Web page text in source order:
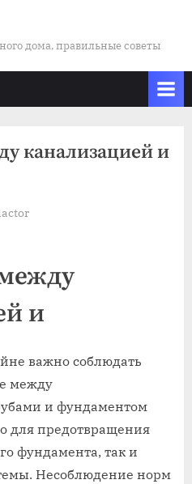
дома, правильные советы
канализацией и
и
важно соблюдать
между
и фундаментом
для предотвращения
фундамента, так и
Несоблюдение норм